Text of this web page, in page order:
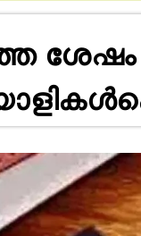
ശേഷം